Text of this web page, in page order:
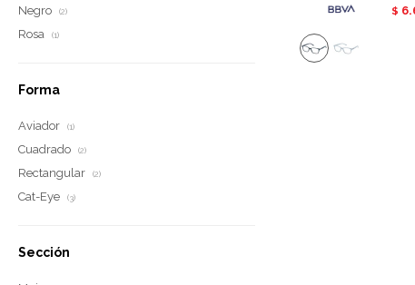
$
Negro (2)
Rosa (1)
Forma
Aviador (1)
Cuadrado (2)
Rectangular (2)
Cat-Eye (3)
Sección